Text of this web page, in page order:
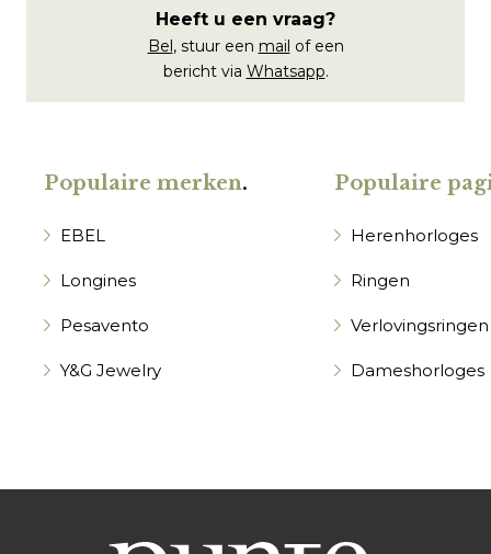
Heeft u een vraag?
Bel, stuur een mail of een
bericht via Whatsapp.
Populaire merken.
EBEL
Longines
Pesavento
Y&G Jewelry
Populaire
Herenhorloges
Ringen
Verlovingsringen
Dameshorloges